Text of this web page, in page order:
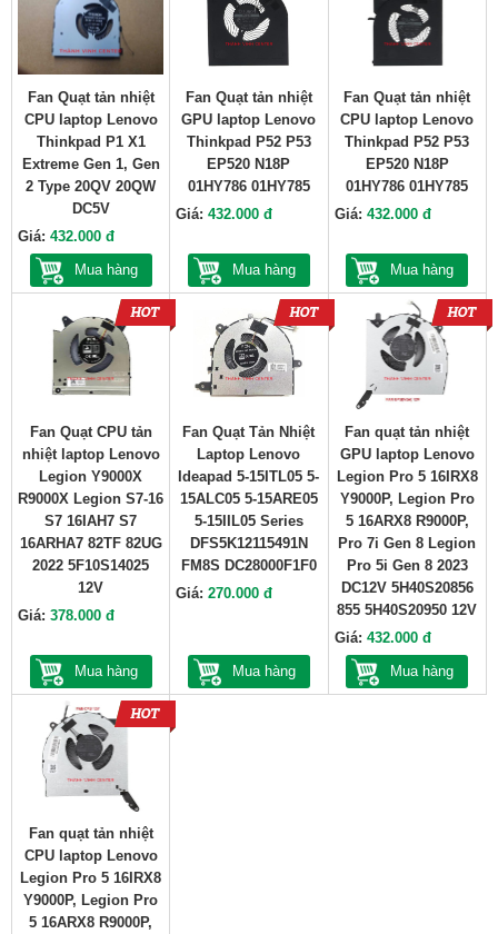
Fan Quạt tản nhiệt
CPU laptop Lenovo
Thinkpad P1 X1
Extreme Gen 1, Gen
2 Type 20QV 20QW
DC5V
Giá: 432.000 đ
Mua hàng
Fan Quạt tản nhiệt
GPU laptop Lenovo
Thinkpad P52 P53
EP520 N18P
01HY786 01HY785
Giá:432.000 đ
Mua hàng
Fan Quạt tản nhiệt
CPU laptop Lenovo
Thinkpad P52 P53
EP520 N18P
01HY786 01HY785
Giá: 432.000 đ
Mua hàng
Fan Quạt CPU tản
nhiệt laptop Lenovo
Legion Y9000X
R9000X Legion S7-16
S7 16IAH7 S7
16ARHA7 82TF 82UG
2022 5F10S14025
12V
Giá: 378.000 đ
Mua hàng
Fan Quạt Tản Nhiệt
Laptop Lenovo
Ideapad 5-15ITL05 5-
15ALC05 5-15ARE05
5-15IIL05 Series
DFS5K12115491N
FM8S DC28000F1F0
Giá:270.000 đ
Mua hàng
Fan quạt tản nhiệt
GPU laptop Lenovo
Legion Pro 5 16IRX8
Y9000P, Legion Pro
5 16ARX8 R9000P,
Pro 7i Gen 8 Legion
Pro 5i Gen 8 2023
DC12V 5H40S20856
855 5H40S20950 12V
Giá: 432.000 đ
Mua hàng
Fan quạt tản nhiệt
CPU laptop Lenovo
Legion Pro 5 16IRX8
Y9000P, Legion Pro
5 16ARX8 R9000P,